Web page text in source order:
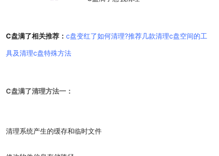
C盘满了相关推荐：c盘变红了如何清理?推荐几款清理c盘空间的工
具及清理c盘特殊方法
C盘满了清理方法一：
清理系统产生的缓存和临时文件